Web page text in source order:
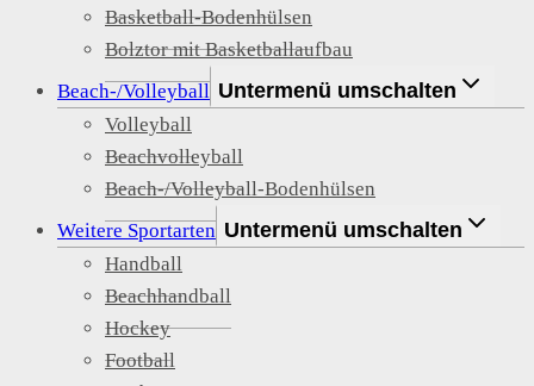
Basketball-Bodenhülsen
Bolztor mit Basketballaufbau
Beach-/Volleyball Untermenü umschalten
Volleyball
Beachvolleyball
Beach-/Volleyball-Bodenhülsen
Weitere Sportarten Untermenü umschalten
Handball
Beachhandball
Hockey
Football